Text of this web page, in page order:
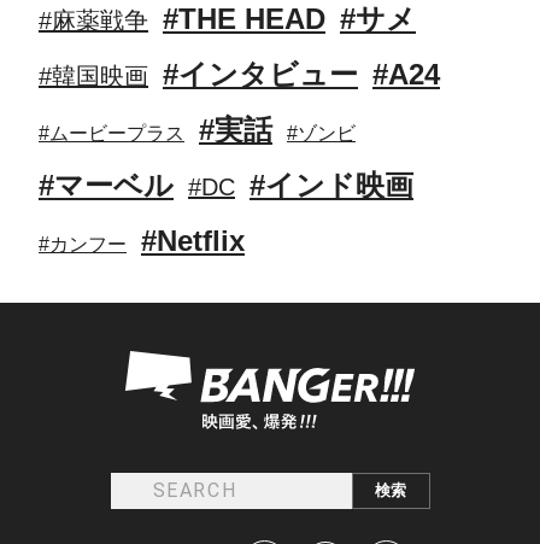
#麻薬戦争 #THE HEAD #サメ
#韓国映画 #インタビュー #A24
#ムービープラス #実話 #ゾンビ
#マーベル #DC #インド映画
#カンフー #Netflix